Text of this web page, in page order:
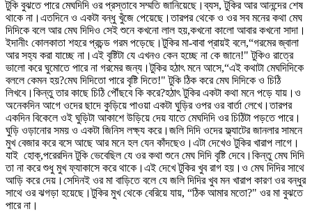
টুকি বুঝতে পারে মেঘদিদি ওর প্রস্তাবে সম্মতি জানিয়েছে।ব্যস, টুকির আর আনন্দের শেষ
থাকে না।এতদিনে ও একটা বন্ধু খুঁজে পেয়েছে।তারপর থেকে ও ওর সব মনের কথা মেঘ
দিদিকে বলে আর মেঘ দিদিও সেই শুনে কখনো লাল হয়,কখনো কালো আবার কখনো সাদা।
ইদানীং কোলকাতা শহরে প্রচন্ড গরম পড়েছে।টুকির মা-বাবা প্রায়ই বলে,“গরমের জ্বালা
আর সহ্য করা যাচ্ছে না।এই বৃষ্টিটা যে এখনও কেন হচ্ছে না কে জানে!" টুকিও রাত্রে
ভালো করে ঘুমোতে পারে না গরমের জন্য।টুকির হঠাৎ মনে আসে,“এই কথাটা মেঘদিদিকে
বললে কেমন হয়?মেঘ দিদিতো পারে বৃষ্টি দিতে!" টুকি ঠিক করে মেঘ দিদিকে ও চিঠি
লিখবে।কিন্তু তার কাছে চিঠি পৌঁছবে কি করে?হঠাৎ টুকির একটা কথা মনে পড়ে যায়।ও
অনেকদিন আগে ওদের ছাদে কুড়িয়ে পাওয়া একটা ঘুড়ির ওপর ওর বার্তা লেখে।তারপর
একদিন বিকেলে ওই ঘুড়িটা আকাশে উড়িয়ে দেয় যাতে মেঘদিদি ওর চিঠিটা পড়তে পারে।
ঘুড়ি ওড়ানোর সময় ও একটা জিনিস লক্ষ্য করে।জলি দিদি ওদের ফ্ল্যাটের জানলার সামনে
মুখ বেজার করে বসে আছে আর মনে হল যেন কাঁদছেও।এটা দেখেও টুকির খারাপ লাগে।
যাই হোক্‌,পরেরদিন টুকি ভেবেছিল যে ওর কথা শুনে মেঘ দিদি বৃষ্টি দেবে।কিন্তু মেঘ দিদি
তা না করে শুধু মুখ ফ্যাকাসে করে থাকে।এই দেখে টুকির খুব রাগ হয়।ও মেঘ দিদির সাথে
আড়ি করে দেয়।সেদিনই ওর মা বাড়িতে বলে যে জলি দিদির খুব মন খারাপ কারণ ওর বন্ধুর
সাথে ওর ঝগড়া হয়েছে।টুকির মুখ থেকে বেরিয়ে যায়, “ঠিক আমার মতো?" ওর মা বুঝতে
পারে না।